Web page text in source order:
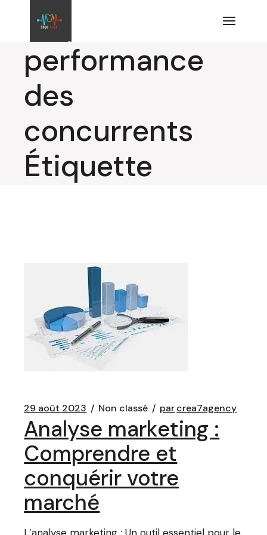
contenu
performance
des
concurrents
Étiquette
29 août 2023 Non classé parcrea7agency
Analyse marketing :
Comprendre et
conquérir votre
marché